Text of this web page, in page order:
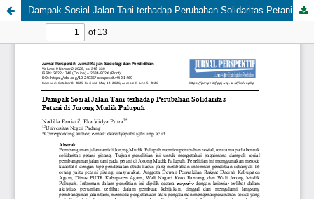
Dampak Sosial Jalan Tani terhadap Perubahan Solidaritas Petani di Jorong Mudik Palupuh